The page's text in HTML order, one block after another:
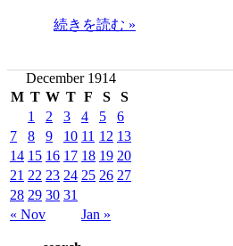
続きを読む »
December 1914
M T W T F S S
« Nov Jan »
1 2 3 4 5
6
7
8 9 10 11 12 13
14 15 16 17 18 19 20
21 22 23 24 25 26 27
28 29 30 31